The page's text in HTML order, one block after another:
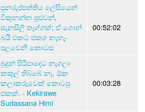
පුනරුප්පත්තිය ලේසියෙන්
විකුනන්න පුළුවන්,
සැනසිලි තෑග්ගක්; ඒ ගොන්
බයි එකට එකග නැහැ-
පලවෙනි කොටස
00:52:02
බුදුන් සිරීපාදෙට නැගලා
කකුල් තිබ්බේ නෑ. ඕක
කලාකරුවෙක් කොටපු
එකක්. - Kekirawe
Sudassana Himi
00:03:28